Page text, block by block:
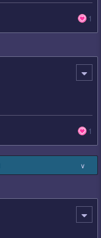
1
1
∨